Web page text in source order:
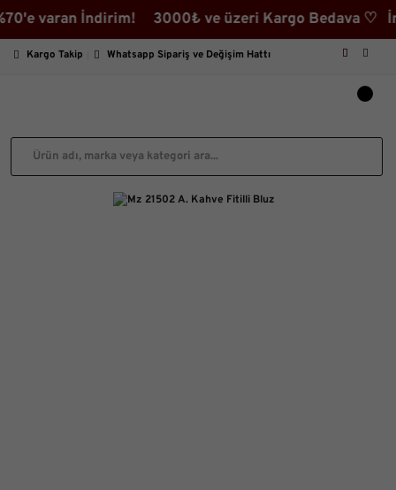
İndirim! 3000₺ ve üzeri Kargo Bedava ♡
Kargo Takip Whatsapp Sipariş ve Değişim Hattı